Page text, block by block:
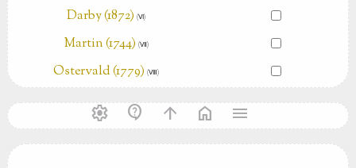
Darby (1872) (Ⅵ)
Martin (1744) (Ⅶ)
Ostervald (1779) (Ⅷ)
settings contact_support arrow_upward home menu